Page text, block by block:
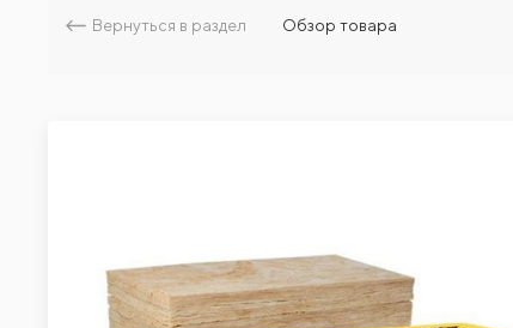
Вернуться в раздел Обзор товара